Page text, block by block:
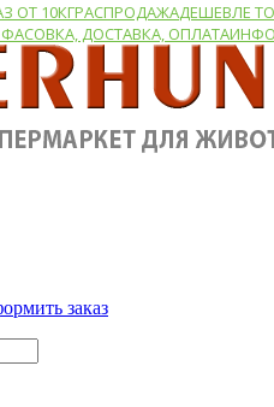
ОТ 10КГРАСПРОДАЖАДЕШЕВЛЕ
заказ